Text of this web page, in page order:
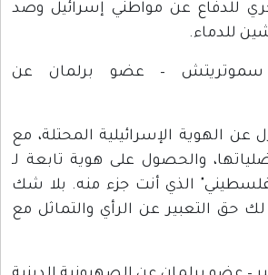
للدفاع عن مواطني إسرائيل وصد
للدماء.
سموتريتش – عضو برلمان عن
عن الهوية الإسرائيلية المحتلة، مع
والحصول على هوية تابعة لـ
الذي أنت جزء منه. بلا شك
حق التعبير عن الرأي والتماثل مع